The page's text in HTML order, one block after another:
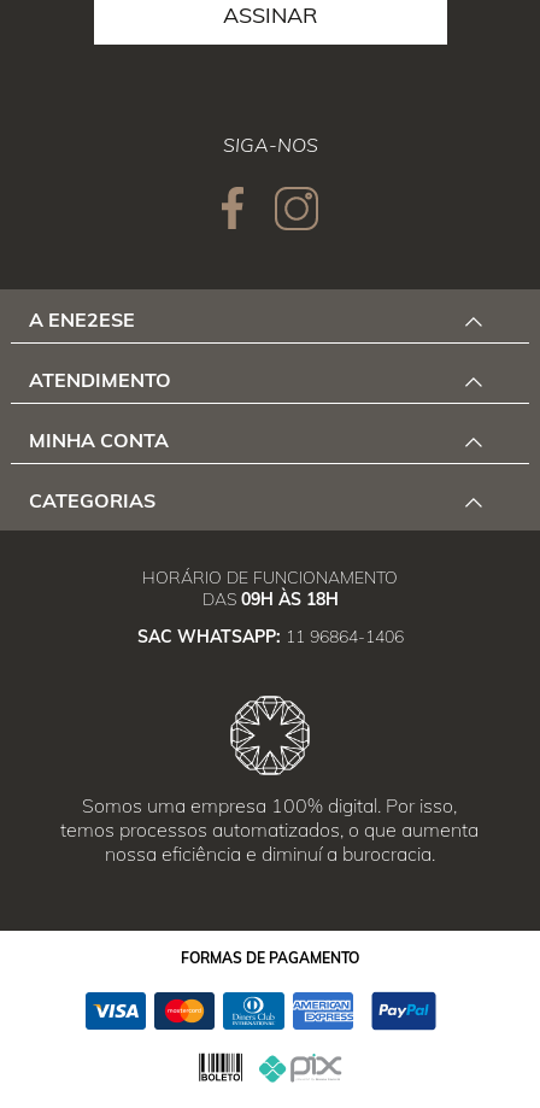
ASSINAR
SIGA-NOS
A ENE2ESE
ATENDIMENTO
MINHA CONTA
CATEGORIAS
HORÁRIO DE FUNCIONAMENTO
DAS 09H ÀS 18H
SAC WHATSAPP: 11 96864-1406
Somos uma empresa 100% digital. Por isso,
temos processos automatizados, o que aumenta
nossa eficiência e diminuí a burocracia.
FORMAS DE PAGAMENTO